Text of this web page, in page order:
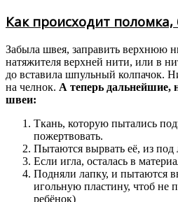
Как происходит
Забыла швея, заправить верхнюю
натяжителя верхней нити, или в
до вставила шпульный колпачок.
на челнок. А теперь дальнейшие,
швеи:
Ткань, которую пытались
пожертвовать.
Пытаются вырвать её, из под
Если игла, осталась в
Подняли лапку, и пытаются
игольную пластину, чтоб не
ребёнок)